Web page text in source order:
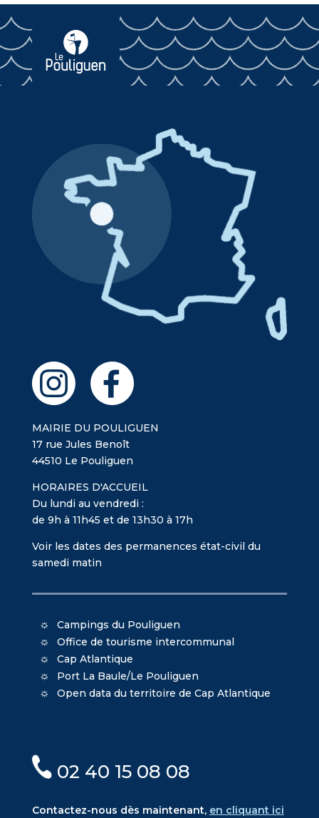
MAIRIE DU POULIGUEN
17 rue Jules Benoît
44510 Le Pouliguen
HORAIRES D'ACCUEIL
Du lundi au vendredi :
de 9h à 11h45 et de 13h30 à 17h
Voir les dates des permanences état-civil du
samedi matin
Campings du Pouliguen
Office de tourisme intercommunal
Cap Atlantique
Port La Baule/Le Pouliguen
Open data du territoire de Cap Atlantique
02 40 15 08 08
Contactez-nous dès maintenant, en cliquant ici